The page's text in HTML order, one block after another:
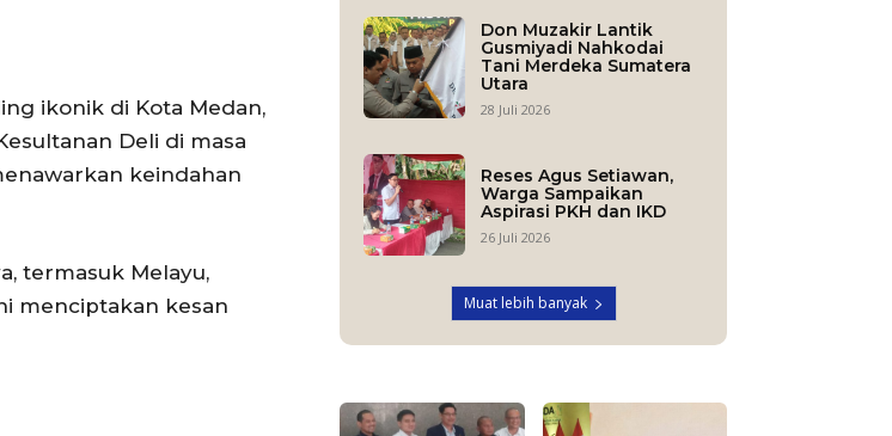
ikonik di Kota Medan,
Deli di masa
keindahan
termasuk Melayu,
menciptakan kesan
Don Muzakir Lantik
Gusmiyadi Nahkodai
Tani Merdeka Sumatera
Utara
28 Juli 2026
Reses Agus Setiawan,
Warga Sampaikan
Aspirasi PKH dan IKD
26 Juli 2026
Muat lebih banyak